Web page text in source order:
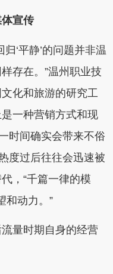
宣传
‘平静’的问题并非温
存在。”温州职业技
化和旅游的研究工
一种营销方式和现
时间确实会带来不俗
度过后往往会迅速被
，“千篇一律的模
和动力。”
量时期自身的经营